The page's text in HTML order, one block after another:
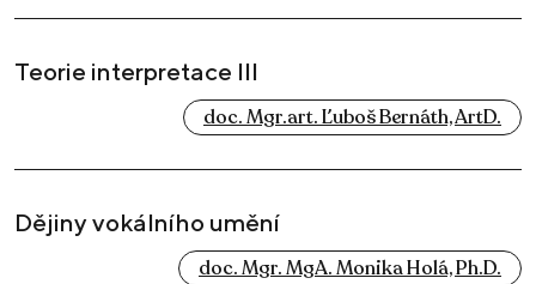
Teorie interpretace III
doc. Mgr.art. Ľuboš Bernáth, ArtD.
Dějiny vokálního umění
doc. Mgr. MgA. Monika Holá, Ph.D.